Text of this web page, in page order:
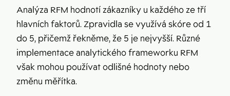
Analýza RFM hodnotí zákazníky u každého ze tří
hlavních faktorů. Zpravidla se využívá skóre od 1
do 5, přičemž řekněme, že 5 je nejvyšší. Různé
implementace analytického frameworku RFM
však mohou používat odlišné hodnoty nebo
změnu měřítka.